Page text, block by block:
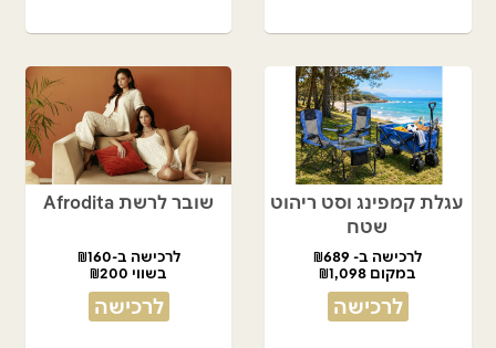
עגלת קמפינג וסט ריהוט
שטח
לרכישה ב- ₪689
במקום ₪1,098
לרכישה
שובר לרשת Afrodita
לרכישה ב-₪160
בשווי ₪200
לרכישה